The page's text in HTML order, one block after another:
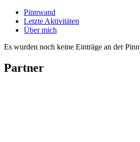
Pinnwand
Letzte Aktivitäten
Über mich
Es wurden noch keine Einträge an der
Partner